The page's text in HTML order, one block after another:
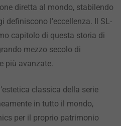
diretta al mondo, stabilendo
definiscono l’eccellenza. Il SL-
capitolo di questa storia di
mezzo secolo di
più avanzate.
classica della serie
in tutto il mondo,
per il proprio patrimonio